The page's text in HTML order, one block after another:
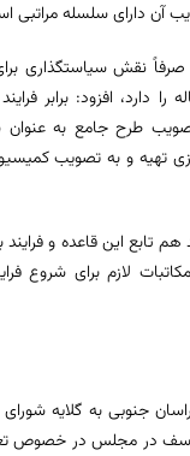
آن دارای سلسله مراتبی
صرفاً نقش سیاستگذاری
افق حداقل ۱۰ ساله را دارد، افزود:
طرح جامع به عنوان
تهیه و به تصویب
تابع این قاعده و فرایند
لازم برای شروع
جنوبی به گلایه شورای
در مجلس در خصوص